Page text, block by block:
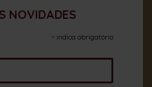
NOVIDADES
* indica obrigatório